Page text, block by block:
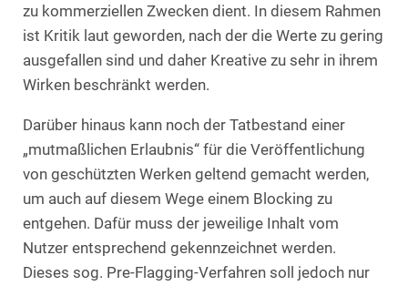
zu kommerziellen Zwecken dient. In diesem Rahmen
ist Kritik laut geworden, nach der die Werte zu gering
ausgefallen sind und daher Kreative zu sehr in ihrem
Wirken beschränkt werden.
Darüber hinaus kann noch der Tatbestand einer
„mutmaßlichen Erlaubnis“ für die Veröffentlichung
von geschützten Werken geltend gemacht werden,
um auch auf diesem Wege einem Blocking zu
entgehen. Dafür muss der jeweilige Inhalt vom
Nutzer entsprechend gekennzeichnet werden.
Dieses sog. Pre-Flagging-Verfahren soll jedoch nur